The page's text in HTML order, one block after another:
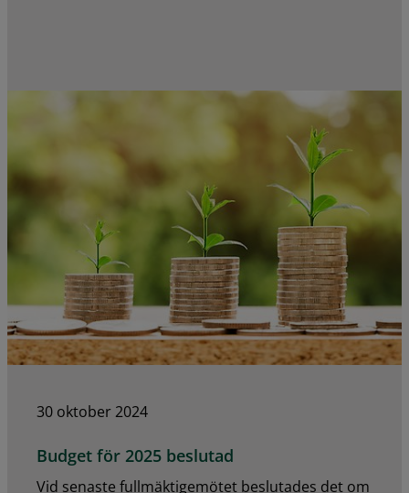
30 oktober 2024
Budget för 2025 beslutad
Vid senaste fullmäktigemötet beslutades det om